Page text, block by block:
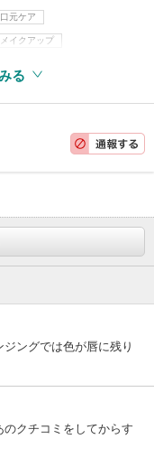
元ケア
メイクアップ
る
ングでは色が唇に残り
クチコミをしてからす